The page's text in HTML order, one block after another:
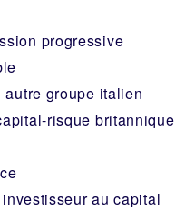
progressive
autre groupe italien
risque britannique
investisseur au capital